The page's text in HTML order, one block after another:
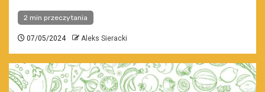
2 min przeczytania
07/05/2024 Aleks Sieracki